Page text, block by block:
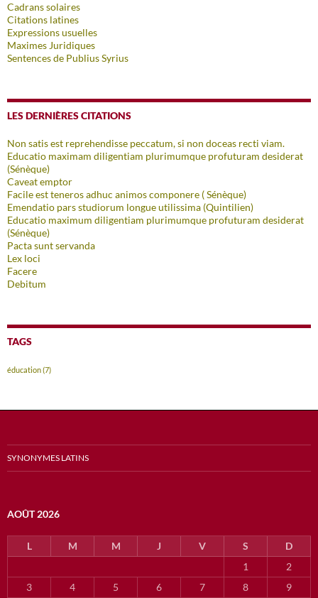
Cadrans solaires
Citations latines
Expressions usuelles
Maximes Juridiques
Sentences de Publius Syrius
LES DERNIÈRES CITATIONS
Non satis est reprehendisse peccatum, si non doceas recti viam.
Educatio maximam diligentiam plurimumque profuturam desiderat
(Sénèque)
Caveat emptor
Facile est teneros adhuc animos componere ( Sénèque)
Emendatio pars studiorum longue utilissima (Quintilien)
Educatio maximum diligentiam plurimumque profuturam desiderat
(Sénèque)
Pacta sunt servanda
Lex loci
Facere
Debitum
TAGS
éducation(7)
SYNONYMES LATINS
AOÛT 2026
L M M J V S
D
1
2
3
4 5 6 7 8 9